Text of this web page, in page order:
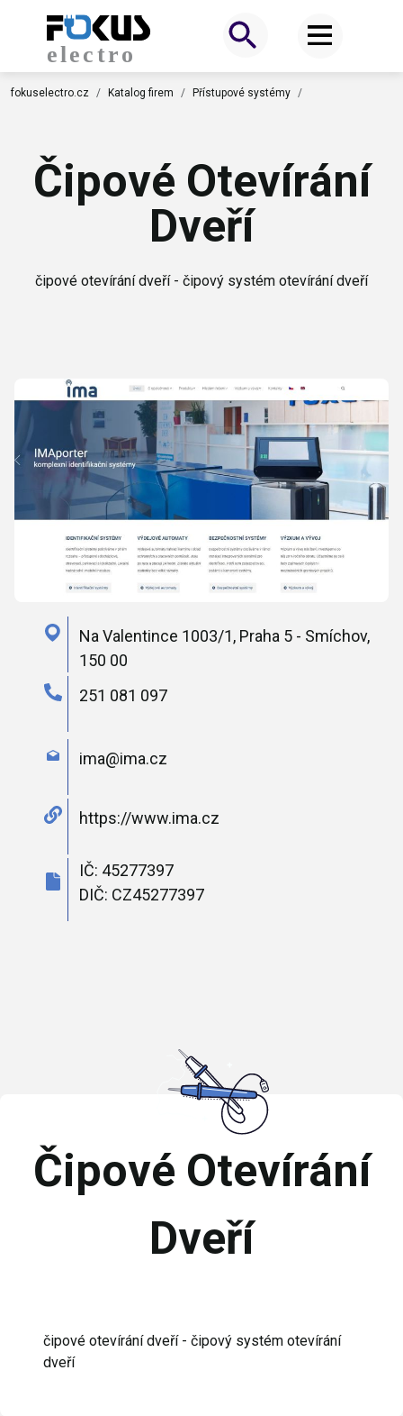
fokuselectro.cz Katalog firem Přístupové systémy
Čipové Otevírání
Dveří
čipové otevírání dveří - čipový systém otevírání dveří
Na Valentince 1003/1, Praha 5 - Smíchov,
150 00
251 081 097
ima@ima.cz
https://www.ima.cz
IČ: 45277397
DIČ: CZ45277397
Čipové Otevírání
Dveří
čipové otevírání dveří - čipový systém otevírání
dveří